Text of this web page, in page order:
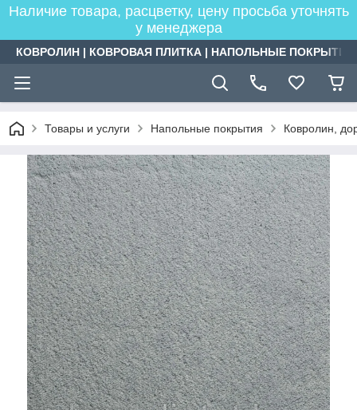
Наличие товара, расцветку, цену просьба уточнять
у менеджера
КОВРОЛИН | КОВРОВАЯ ПЛИТКА | НАПОЛЬНЫЕ
Товары и услуги Напольные покрытия Ковролин,